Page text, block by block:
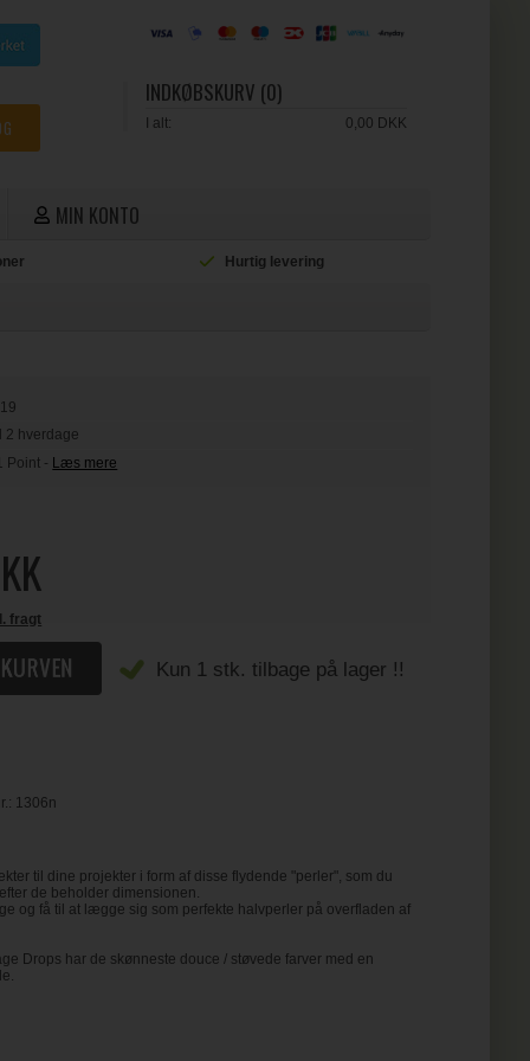
INDKØBSKURV (0)
I alt: 0,00 DKK
MIN KONTO
Hurtig levering
2 hverdage
Point - Læs mere
fragt
Kun 1 stk. tilbage på lager !!
1306n
til dine projekter i form af disse flydende "perler", som du
de beholder dimensionen.
og få til at lægge sig som perfekte halvperler på overfladen af
Drops har de skønneste douce / støvede farver med en